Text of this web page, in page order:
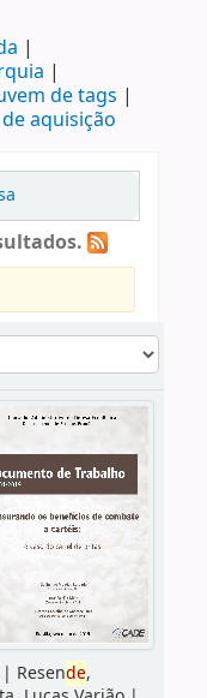
de tags
aquisição
Resende,